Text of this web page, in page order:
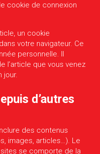
cookie de connexion
un cookie
votre navigateur. Ce
personnelle. Il
l’article que vous venez
jour.
d’autres
des contenus
images, articles…). Le
se comporte de la